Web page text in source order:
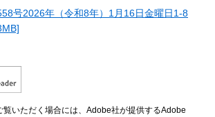
号2026年（令和8年）1月16日金曜日1-8
覧いただく場合には、Adobe社が提供するAdobe